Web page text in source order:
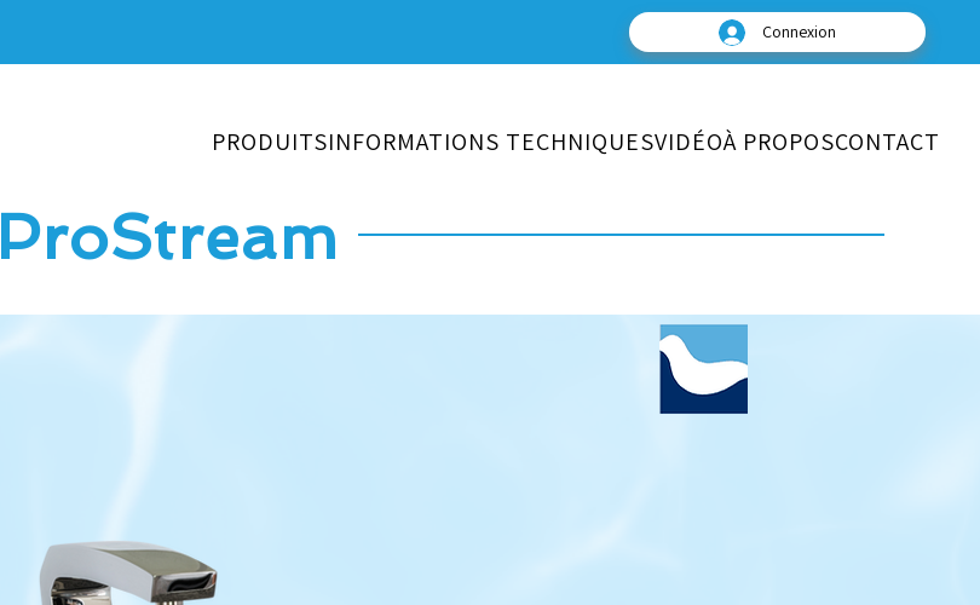
Connexion
PRODUITSINFORMATIONS TECHNIQUESVIDÉOÀ PROPOSCONTACT
ProStream